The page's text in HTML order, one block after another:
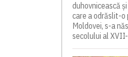
duhovnicească
care a odrăslit-
Moldovei, s-a
secolului al